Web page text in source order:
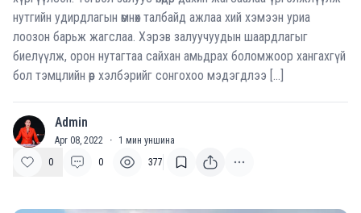
нутгийн удирдлагын өмнөх талбайд ажлаа хий хэмээн уриа
лоозон барьж жагслаа. Хэрэв залуучуудын шаардлагыг
биелүүлж, орон нутагтаа сайхан амьдрах боломжоор хангахгүй
бол тэмцлийн өөр хэлбэрийг сонгохоо мэдэгдлээ […]
A Admin
Apr 08, 2022 · 1 мин уншина
0
0 377